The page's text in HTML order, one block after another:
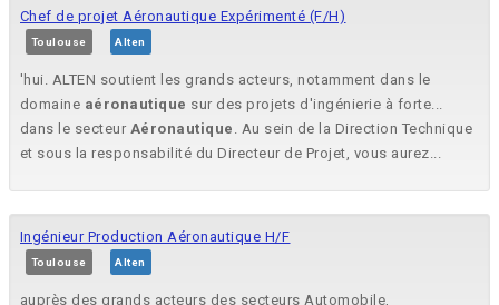
Chef de projet Aéronautique Expérimenté (F/H)
Toulouse Alten
'hui. ALTEN soutient les grands acteurs, notamment dans le
domaine aéronautique sur des projets d'ingénierie à forte...
dans le secteur Aéronautique . Au sein de la Direction Technique
et sous la responsabilité du Directeur de Projet, vous aurez...
Ingénieur Production Aéronautique H/F
Toulouse Alten
auprès des grands acteurs des secteurs Automobile,